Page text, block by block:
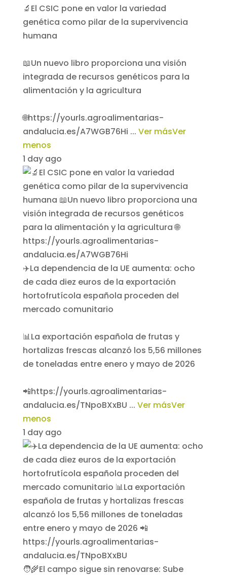
🔬El CSIC pone en valor la variedad
genética como pilar de la supervivencia
humana
📖Un nuevo libro proporciona una visión
integrada de recursos genéticos para la
alimentación y la agricultura
🌐https://yourls.agroalimentarias-
andalucia.es/A7WGB76Hi ... Ver másVer
menos
1 day ago
✈️La dependencia de la UE aumenta: ocho
de cada diez euros de la exportación
hortofrutícola española proceden del
mercado comunitario
📊La exportación española de frutas y
hortalizas frescas alcanzó los 5,56 millones
de toneladas entre enero y mayo de 2026
📲https://yourls.agroalimentarias-
andalucia.es/TNpoBXxBU ... Ver másVer
menos
1 day ago
🧑‍🌾El campo sigue sin renovarse: Sube